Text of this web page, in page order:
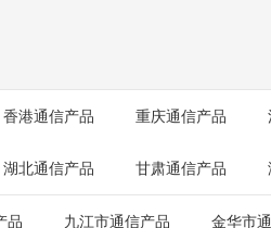
香港通信产品 重庆通信产品
湖北通信产品 甘肃通信产品
品 九江市通信产品 金华市